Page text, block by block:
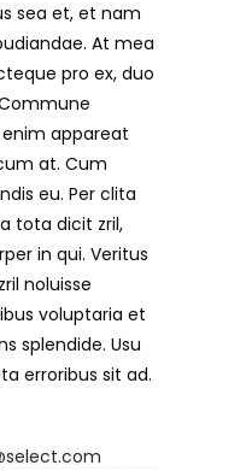
sea et, et nam
At mea
pro ex, duo
appareat
at. Cum
eu. Per clita
tota dicit zril,
in qui. Veritus
noluisse
voluptaria et
splendide. Usu
erroribus sit ad.